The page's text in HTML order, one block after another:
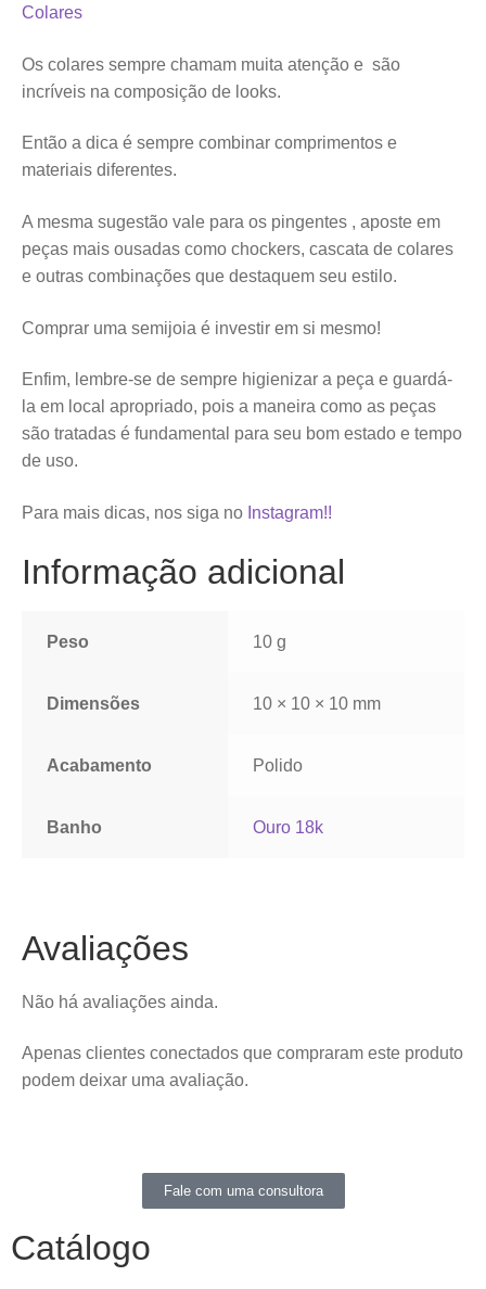
Colares
Os colares sempre chamam muita atenção e são
incríveis na composição de looks.
Então a dica é sempre combinar comprimentos e
materiais diferentes.
A mesma sugestão vale para os pingentes , aposte em
peças mais ousadas como chockers, cascata de colares
e outras combinações que destaquem seu estilo.
Comprar uma semijoia é investir em si mesmo!
Enfim, lembre-se de sempre higienizar a peça e guardá-
la em local apropriado, pois a maneira como as peças
são tratadas é fundamental para seu bom estado e tempo
de uso.
Para mais dicas, nos siga no Instagram!!
Informação adicional
Peso 10 g
Dimensões 10 × 10 × 10 mm
Acabamento Polido
Banho Ouro 18k
Avaliações
Não há avaliações ainda.
Apenas clientes conectados que compraram este produto
podem deixar uma avaliação.
Fale com uma consultora
Catálogo